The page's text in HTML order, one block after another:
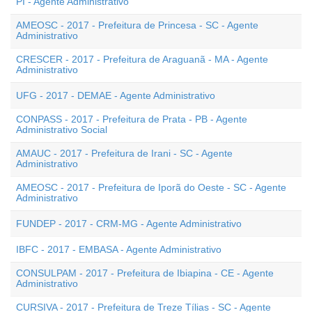
AMEOSC - 2017 - Prefeitura de Princesa - SC - Agente
Administrativo
CRESCER - 2017 - Prefeitura de Araguanã - MA - Agente
Administrativo
UFG - 2017 - DEMAE - Agente Administrativo
CONPASS - 2017 - Prefeitura de Prata - PB - Agente
Administrativo Social
AMAUC - 2017 - Prefeitura de Irani - SC - Agente
Administrativo
AMEOSC - 2017 - Prefeitura de Iporã do Oeste - SC - Agente
Administrativo
FUNDEP - 2017 - CRM-MG - Agente Administrativo
IBFC - 2017 - EMBASA - Agente Administrativo
CONSULPAM - 2017 - Prefeitura de Ibiapina - CE - Agente
Administrativo
CURSIVA - 2017 - Prefeitura de Treze Tílias - SC - Agente